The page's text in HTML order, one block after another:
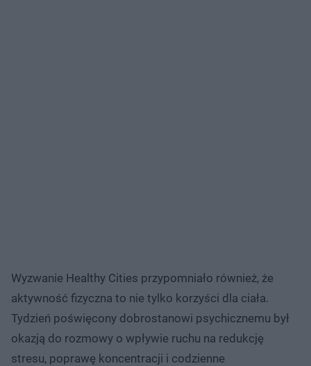
Wyzwanie Healthy Cities przypomniało również, że
aktywność fizyczna to nie tylko korzyści dla ciała.
Tydzień poświęcony dobrostanowi psychicznemu był
okazją do rozmowy o wpływie ruchu na redukcję
stresu, poprawę koncentracji i codzienne